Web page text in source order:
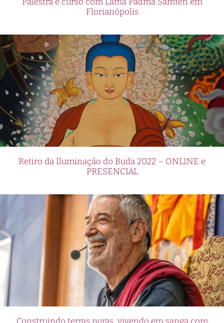
Florianópolis
Retiro da Iluminação do Buda 2022 – ONLINE e
PRESENCIAL